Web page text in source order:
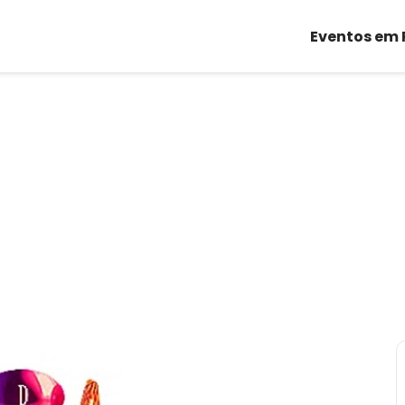
Eventos em